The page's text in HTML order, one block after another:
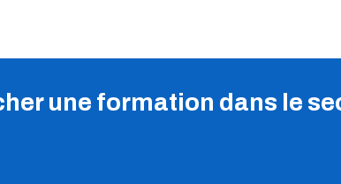
une formation dans le